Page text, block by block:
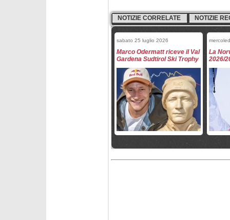
NOTIZIE CORRELATE NOTIZIE
sabato 25 luglio 2026
Marco Odermatt riceve il Val
Gardena Sudtirol Ski Trophy
La
2026/
Odermatt Paperoni della
-